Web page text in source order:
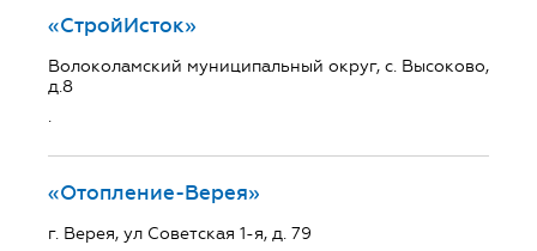
«СтройИсток»
Волоколамский муниципальный округ, с. Высоково,
д.8
.
«Отопление-Верея»
г. Верея, ул Советская 1-я, д. 79